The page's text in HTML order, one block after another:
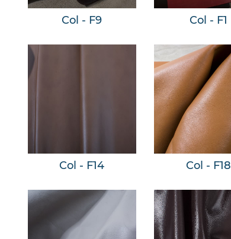
Col - F9 Col - F1
Col - F14 Col - F18